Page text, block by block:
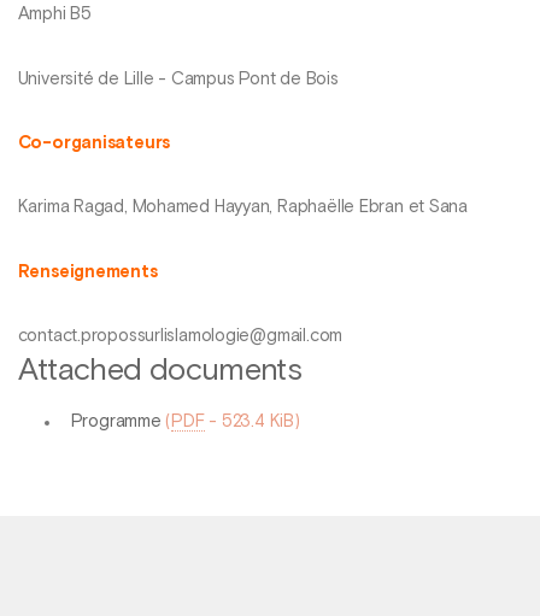
Amphi B5
Université de Lille - Campus Pont de Bois
Co-organisateurs
Karima Ragad, Mohamed Hayyan, Raphaëlle Ebran et Sana
Renseignements
contact.propossurlislamologie@gmail.com
Attached documents
Programme ( PDF - 523.4 KiB )